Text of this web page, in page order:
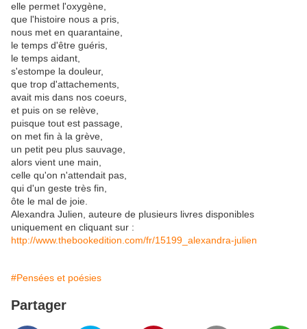
elle permet l'oxygène,
que l'histoire nous a pris,
nous met en quarantaine,
le temps d'être guéris,
le temps aidant,
s'estompe la douleur,
que trop d'attachements,
avait mis dans nos coeurs,
et puis on se relève,
puisque tout est passage,
on met fin à la grève,
un petit peu plus sauvage,
alors vient une main,
celle qu'on n'attendait pas,
qui d'un geste très fin,
ôte le mal de joie.
Alexandra Julien, auteure de plusieurs livres disponibles
uniquement en cliquant sur :
http://www.thebookedition.com/fr/15199_alexandra-julien
#Pensées et poésies
Partager